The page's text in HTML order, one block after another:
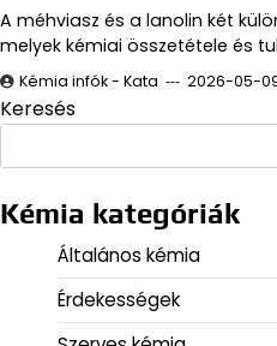
A méhviasz és a lanolin két
melyek kémiai összetétele és
Kémia infók - Kata 2026-05-
Keresés
Kémia kategóriák
Általános kémia
Érdekességek